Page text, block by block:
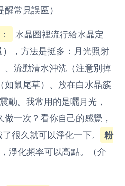
常見誤區）
水晶圈裡流行給水晶定
，方法是挺多：月光照射
、流動清水沖洗（注意別掉
如鼠尾草）、放在白水晶簇
動。我常用的是曬月光，
一次？看你自己的感覺，
很久就可以淨化一下。
粉
淨化頻率可以高點。（介